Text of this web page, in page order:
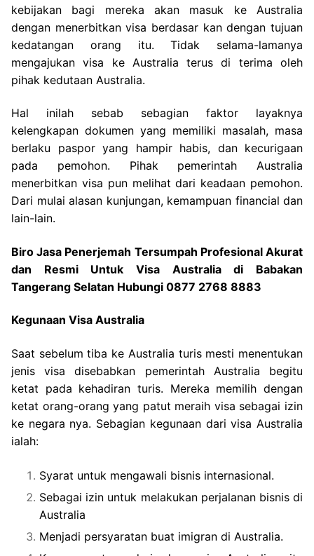
kebijakan bagi mereka akan masuk ke Australia
dengan menerbitkan visa berdasar kan dengan tujuan
kedatangan orang itu. Tidak selama-lamanya
mengajukan visa ke Australia terus di terima oleh
pihak kedutaan Australia.
Hal inilah sebab sebagian faktor layaknya
kelengkapan dokumen yang memiliki masalah, masa
berlaku paspor yang hampir habis, dan kecurigaan
pada pemohon. Pihak pemerintah Australia
menerbitkan visa pun melihat dari keadaan pemohon.
Dari mulai alasan kunjungan, kemampuan financial dan
lain-lain.
Biro Jasa Penerjemah Tersumpah Profesional Akurat
dan Resmi Untuk Visa Australia di Babakan
Tangerang Selatan Hubungi 0877 2768 8883
Kegunaan Visa Australia
Saat sebelum tiba ke Australia turis mesti menentukan
jenis visa disebabkan pemerintah Australia begitu
ketat pada kehadiran turis. Mereka memilih dengan
ketat orang-orang yang patut meraih visa sebagai izin
ke negara nya. Sebagian kegunaan dari visa Australia
ialah:
Syarat untuk mengawali bisnis internasional.
Sebagai izin untuk melakukan perjalanan bisnis di
Australia
Menjadi persyaratan buat imigran di Australia.